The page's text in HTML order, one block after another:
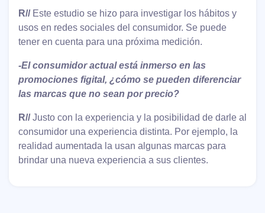
R//Este estudio se hizo para investigar los hábitos y
usos en redes sociales del consumidor. Se puede
tener en cuenta para una próxima medición.
-El consumidor actual está inmerso en las
promociones figital, ¿cómo se pueden diferenciar
las marcas que no sean por precio?
R//Justo con la experiencia y la posibilidad de darle al
consumidor una experiencia distinta. Por ejemplo, la
realidad aumentada la usan algunas marcas para
brindar una nueva experiencia a sus clientes.